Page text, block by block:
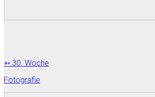
➳ 30. Woche
Fotografie